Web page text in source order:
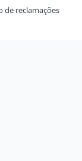
de reclamações